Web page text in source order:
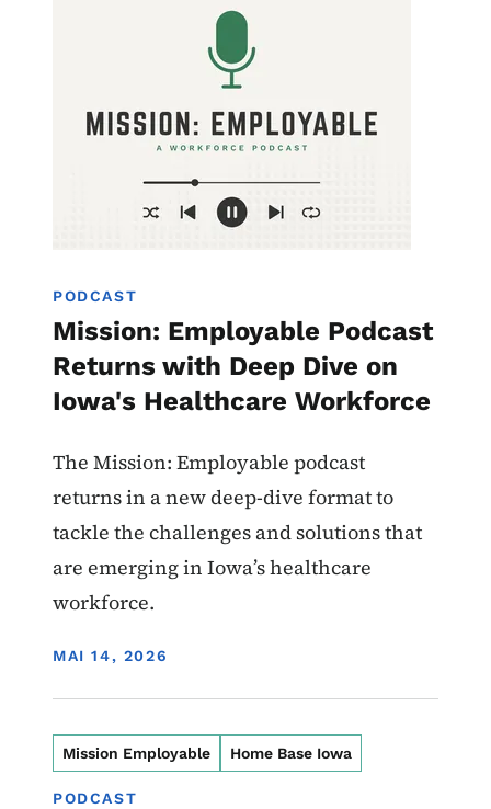
PODCAST
Mission: Employable Podcast
Returns with Deep Dive on
Iowa's Healthcare Workforce
The Mission: Employable podcast
returns in a new deep-dive format to
tackle the challenges and solutions that
are emerging in Iowa’s healthcare
workforce.
DISPLAY DATE
MAI 14, 2026
Mission Employable Home Base Iowa
PODCAST